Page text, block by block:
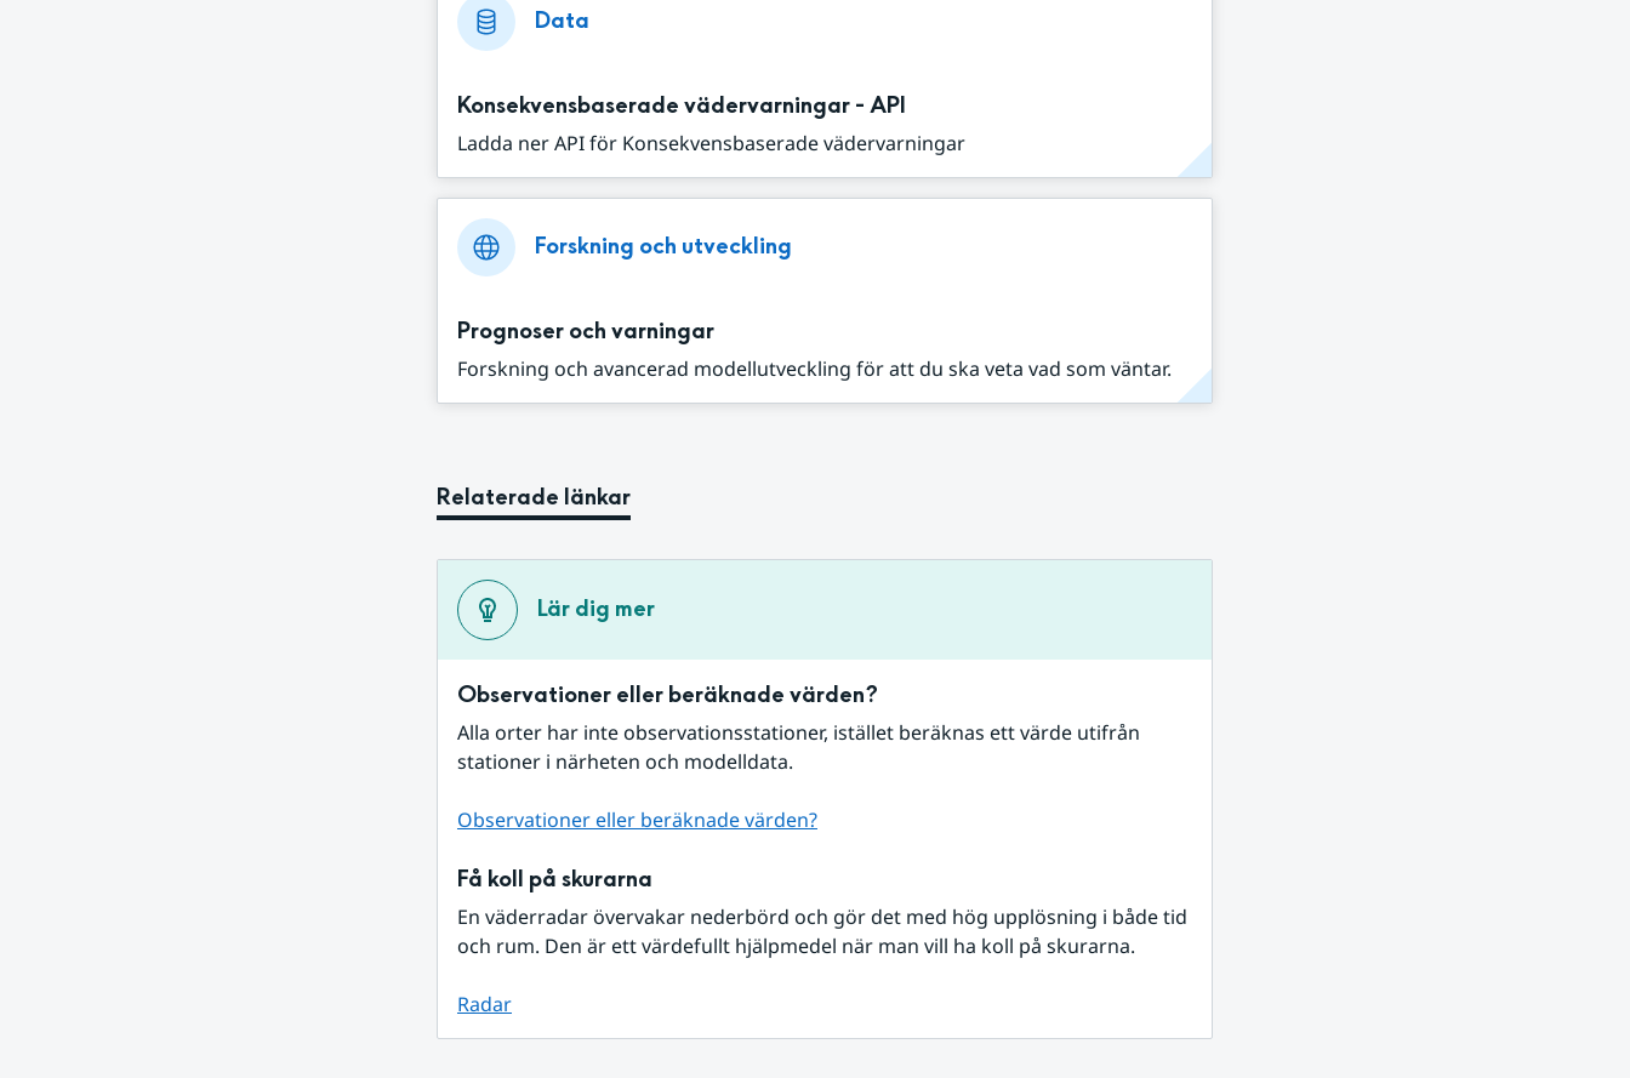
Data
Konsekvensbaserade vädervarningar - API
Ladda ner API för Konsekvensbaserade vädervarningar
Forskning och utveckling
Prognoser och varningar
Forskning och avancerad modellutveckling för att du ska veta vad som väntar.
Relaterade länkar
Lär dig mer
Observationer eller beräknade värden?
Alla orter har inte observationsstationer, istället beräknas ett värde utifrån
stationer i närheten och modelldata.
Observationer eller beräknade värden?
Få koll på skurarna
En väderradar övervakar nederbörd och gör det med hög upplösning i både tid
och rum. Den är ett värdefullt hjälpmedel när man vill ha koll på skurarna.
Radar